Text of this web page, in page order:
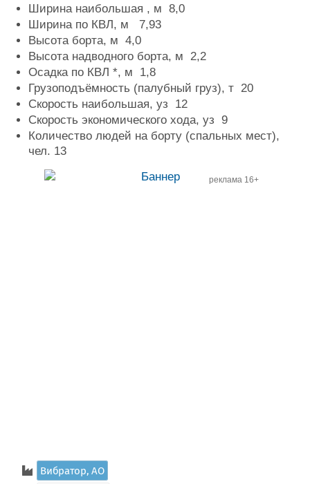
Ширина наибольшая , м 8,0
Ширина по КВЛ, м 7,93
Высота борта, м 4,0
Высота надводного борта, м 2,2
Осадка по КВЛ *, м 1,8
Грузоподъёмность (палубный груз), т 20
Скорость наибольшая, уз 12
Скорость экономического хода, уз 9
Количество людей на борту (спальных мест),
чел. 13
реклама 16+
Вибратор, АО